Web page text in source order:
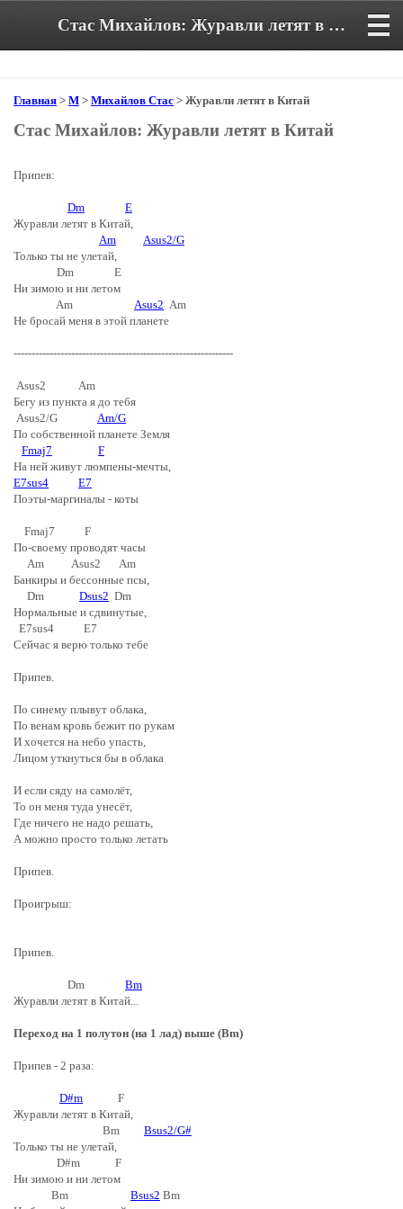
Стас Михайлов: Журавли летят в Китай. Аккорды и текст песни
Главная > М > Михайлов Стас > Журавли летят в Китай
Стас Михайлов: Журавли летят в Китай
Припев:
Dm
E
Журавли летят в Китай,
Am
Asus2/G
Только ты не улетай,
Dm E
Ни зимою и ни летом
Am Asus2 Am
Не бросай меня в этой планете
-------------------------------------------------------------
Asus2 Am
Бегу из пункта я до тебя
Asus2/G Am/G
По собственной планете Земля
Fmaj7
F
На ней живут люмпены-мечты,
E7sus4
E7
Поэты-маргиналы - коты
Fmaj7 F
По-своему проводят часы
Am Asus2 Am
Банкиры и бессонные псы,
Dm Dsus2 Dm
Нормальные и сдвинутые,
E7sus4 E7
Сейчас я верю только тебе
Припев.
По синему плывут облака,
По венам кровь бежит по рукам
И хочется на небо упасть,
Лицом уткнуться бы в облака
И если сяду на самолёт,
То он меня туда унесёт,
Где ничего не надо решать,
А можно просто только летать
Припев.
Проигрыш:
Припев.
Dm Bm
Журавли летят в Китай...
Переход на 1 полутон (на 1 лад) выше (Bm)
Припев - 2 раза:
D#m F
Журавли летят в Китай,
Bm Bsus2/G#
Только ты не улетай,
D#m F
Ни зимою и ни летом
Bm Bsus2 Bm